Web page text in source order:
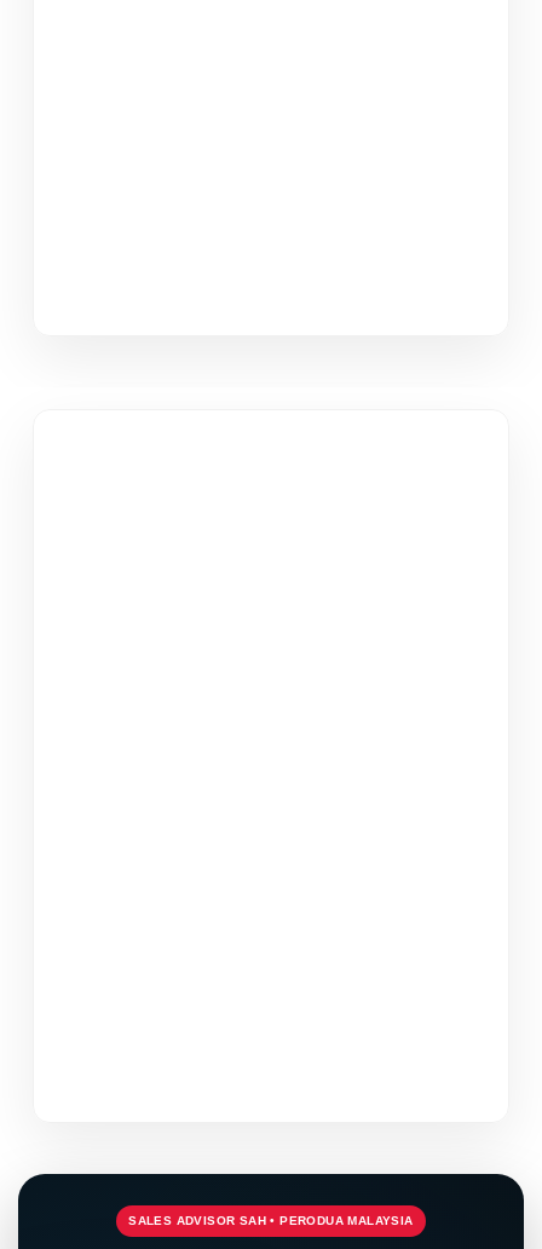
SALES ADVISOR SAH • PERODUA MALAYSIA